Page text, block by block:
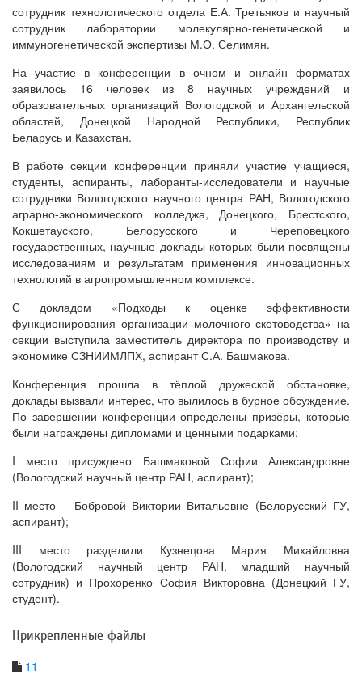
сотрудник технологического отдела Е.А. Третьяков и научный
сотрудник лаборатории молекулярно-генетической и
иммуногенетической экспертизы М.О. Селимян.
На участие в конференции в очном и онлайн форматах
заявилось 16 человек из 8 научных учреждений и
образовательных организаций Вологодской и Архангельской
областей, Донецкой Народной Республики, Республик
Беларусь и Казахстан.
В работе секции конференции приняли участие учащиеся,
студенты, аспиранты, лаборанты-исследователи и научные
сотрудники Вологодского научного центра РАН, Вологодского
аграрно-экономического колледжа, Донецкого, Брестского,
Кокшетауского, Белорусского и Череповецкого
государственных, научные доклады которых были посвящены
исследованиям и результатам применения инновационных
технологий в агропромышленном комплексе.
С докладом «Подходы к оценке эффективности
функционирования организации молочного скотоводства» на
секции выступила заместитель директора по производству и
экономике СЗНИИМЛПХ, аспирант С.А. Башмакова.
Конференция прошла в тёплой дружеской обстановке,
доклады вызвали интерес, что вылилось в бурное обсуждение.
По завершении конференции определены призёры, которые
были награждены дипломами и ценными подарками:
I место присуждено Башмаковой Софии Александровне
(Вологодский научный центр РАН, аспирант);
II место – Бобровой Виктории Витальевне (Белорусский ГУ,
аспирант);
III место разделили Кузнецова Мария Михайловна
(Вологодский научный центр РАН, младший научный
сотрудник) и Прохоренко София Викторовна (Донецкий ГУ,
студент).
Прикрепленные файлы
11